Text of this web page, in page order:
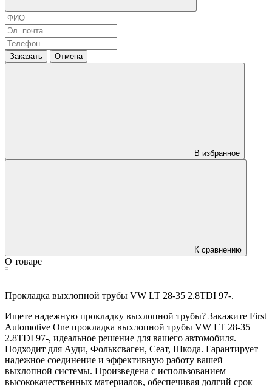
Заказать Отмена
В избранное
К сравнению
О товаре
Прокладка выхлопной трубы VW LT 28-35 2.8TDI 97-.
Ищете надежную прокладку выхлопной трубы? Закажите First
Automotive One прокладка выхлопной трубы VW LT 28-35
2.8TDI 97-, идеальное решение для вашего автомобиля.
Подходит для Ауди, Фольксваген, Сеат, Шкода. Гарантирует
надежное соединение и эффективную работу вашей
выхлопной системы. Произведена с использованием
высококачественных материалов, обеспечивая долгий срок